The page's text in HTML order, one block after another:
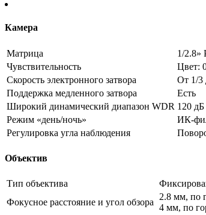
Камера
Матрица
1/2.8»
Чувствительность
Цвет:
Скорость электронного затвора
От 1/3
Поддержка медленного затвора
Есть
Широкий динамический диапазон WDR 120 дБ
Режим «день/ночь»
ИК-
Регулировка угла наблюдения
Объектив
Тип объектива
Фокусное расстояние и угол обзора
2.8 мм, по
4 мм, по